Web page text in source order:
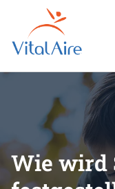
Inhalt
Wie wird